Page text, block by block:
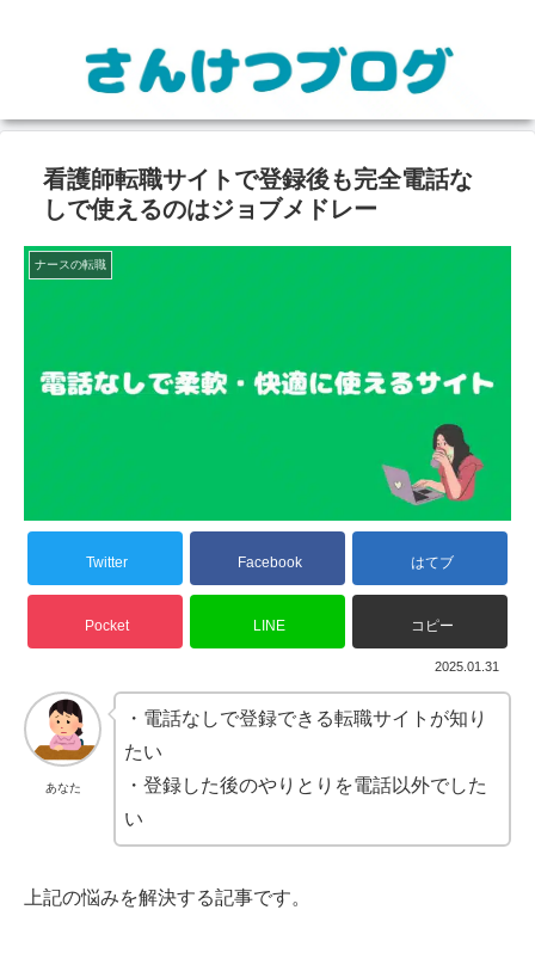
看護師転職サイトで登録後も完全電話な
しで使えるのはジョブメドレー
ナースの転職
Twitter Facebook はてブ
Pocket LINE コピー
2025.01.31
あなた
・電話なしで登録できる転職サイトが知り
たい
・登録した後のやりとりを電話以外でした
い
上記の悩みを解決する記事です。